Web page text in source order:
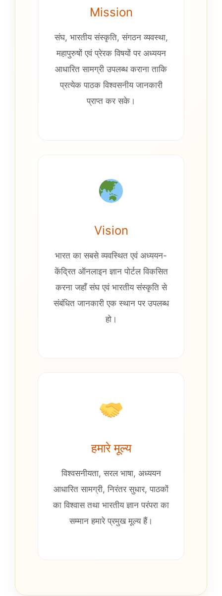
Mission
संघ, भारतीय संस्कृति, संगठन व्यवस्था,
महापुरुषों एवं प्रेरक विषयों पर अध्ययन
आधारित सामग्री उपलब्ध कराना ताकि
प्रत्येक पाठक विश्वसनीय जानकारी
प्राप्त कर सके।
Vision
भारत का सबसे व्यवस्थित एवं अध्ययन-
केंद्रित ऑनलाइन ज्ञान पोर्टल विकसित
करना जहाँ संघ एवं भारतीय संस्कृति से
संबंधित जानकारी एक स्थान पर उपलब्ध
हो।
हमारे मूल्य
विश्वसनीयता, सरल भाषा, अध्ययन
आधारित सामग्री, निरंतर सुधार, पाठकों
का विश्वास तथा भारतीय ज्ञान परंपरा का
सम्मान हमारे प्रमुख मूल्य हैं।